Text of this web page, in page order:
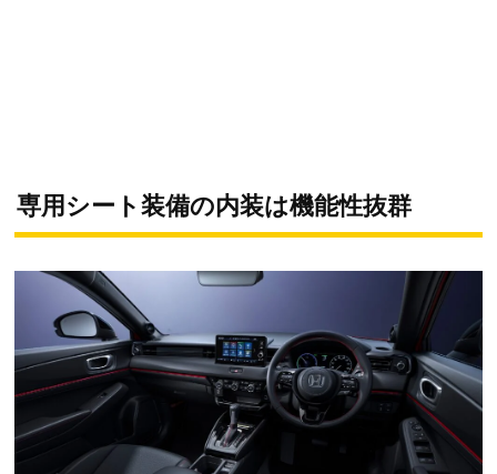
専用シート装備の内装は機能性抜群